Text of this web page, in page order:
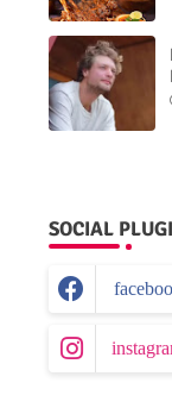
SOCIAL